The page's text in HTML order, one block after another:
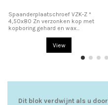
Spaanderplaatschroef VZK-Z *
4,50x80 Zn verzonken kop met
kopboring gehard en wax...
View
Dit blok verdwijnt als u